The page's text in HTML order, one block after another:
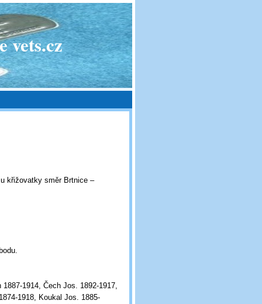
vets.cz
křižovatky směr Brtnice –
1914, Čech Jos. 1892-1917,
1918, Koukal Jos. 1885-